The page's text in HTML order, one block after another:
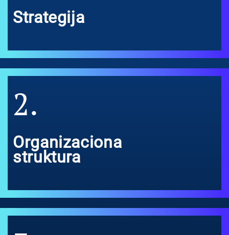
Strategija
2.
Organizaciona
struktura